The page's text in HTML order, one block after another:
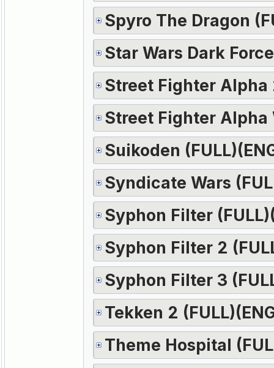
Spyro The Dragon
Star Wars Dark
Street Fighter Alpha
Street Fighter Alpha
Suikoden
Syndicate Wars
Syphon Filter
Syphon Filter 2
Syphon Filter 3
Tekken 2
Theme Hospital